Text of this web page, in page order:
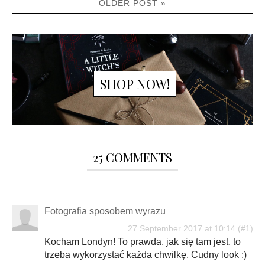
OLDER POST »
SHOP NOW!
25 COMMENTS
Fotografia sposobem wyrazu
27 September 2017 at 10:14
Kocham Londyn! To prawda, jak się tam jest, to
trzeba wykorzystać każda chwilkę. Cudny look :)